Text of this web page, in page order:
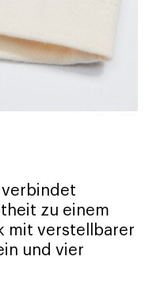
verbindet
zu einem
mit verstellbarer
und vier